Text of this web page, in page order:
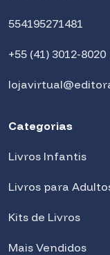
554195271481
+55 (41) 3012-8020
Categorias
Livros Infantis
Livros para
Kits de Livros
Mais Vendidos